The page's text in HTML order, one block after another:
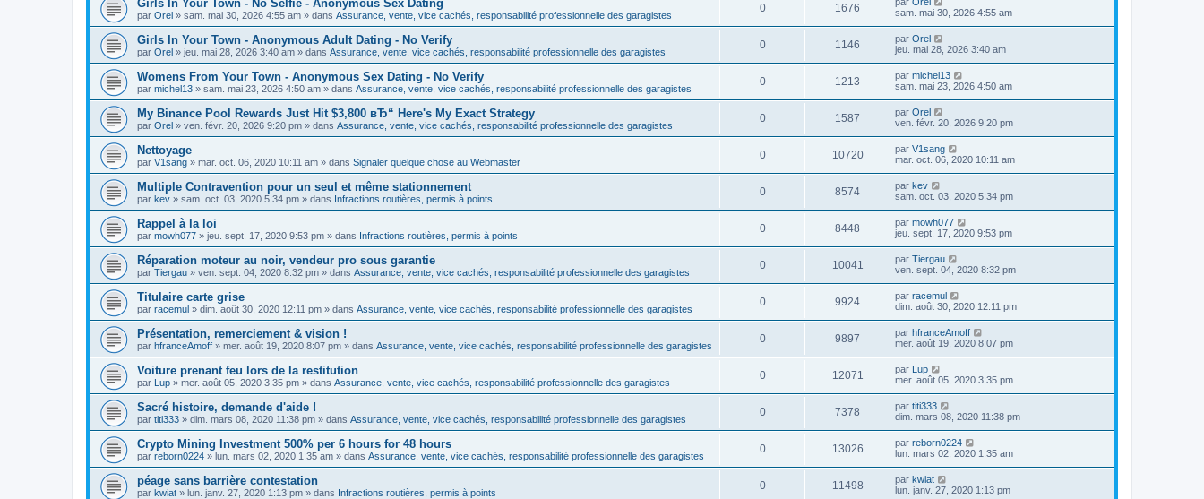
Girls In Your Town - No Selfie - Anonymous Sex Dating
par Orel » sam. mai 30, 2026 4:55 am » dans Assurance, vente, vice cachés, responsabilité professionnelle des garagistes
0 1676
sam. mai 30, 2026 4:55 am
Girls In Your Town - Anonymous Adult Dating - No Verify
par Orel » jeu. mai 28, 2026 3:40 am » dans Assurance, vente, vice cachés, responsabilité professionnelle des garagistes
0 1146 par Orel
jeu. mai 28, 2026 3:40 am
Womens From Your Town - Anonymous Sex Dating - No Verify
par michel13 » sam. mai 23, 2026 4:50 am » dans Assurance, vente, vice cachés, responsabilité professionnelle des garagistes
0 1213 par michel13
sam. mai 23, 2026 4:50 am
My Binance Pool Rewards Just Hit $3,800 вЂ“ Here's My Exact Strategy
par Orel » ven. févr. 20, 2026 9:20 pm » dans Assurance, vente, vice cachés, responsabilité professionnelle des garagistes
0 1587 par Orel
ven. févr. 20, 2026 9:20 pm
Nettoyage
par V1sang » mar. oct. 06, 2020 10:11 am » dans Signaler quelque chose au Webmaster
0 10720 par V1sang
mar. oct. 06, 2020 10:11 am
Multiple Contravention pour un seul et même stationnement
par kev » sam. oct. 03, 2020 5:34 pm » dans Infractions routières, permis à points
0 8574 par kev
sam. oct. 03, 2020 5:34 pm
Rappel à la loi
par mowh077 » jeu. sept. 17, 2020 9:53 pm » dans Infractions routières, permis à points
0 8448 par mowh077
jeu. sept. 17, 2020 9:53 pm
Réparation moteur au noir, vendeur pro sous garantie
par Tiergau » ven. sept. 04, 2020 8:32 pm » dans Assurance, vente, vice cachés, responsabilité professionnelle des garagistes
0 10041 par Tiergau
ven. sept. 04, 2020 8:32 pm
Titulaire carte grise
par racemul » dim. août 30, 2020 12:11 pm » dans Assurance, vente, vice cachés, responsabilité professionnelle des garagistes
0 9924 par racemul
dim. août 30, 2020 12:11 pm
Présentation, remerciement & vision !
par hfranceAmoff » mer. août 19, 2020 8:07 pm » dans Assurance, vente, vice cachés, responsabilité professionnelle des garagistes
0 9897 par hfranceAmoff
mer. août 19, 2020 8:07 pm
Voiture prenant feu lors de la restitution
par Lup » mer. août 05, 2020 3:35 pm » dans Assurance, vente, vice cachés, responsabilité professionnelle des garagistes
0 12071 par Lup
mer. août 05, 2020 3:35 pm
Sacré histoire, demande d'aide !
par titi333 » dim. mars 08, 2020 11:38 pm » dans Assurance, vente, vice cachés, responsabilité professionnelle des garagistes
0 7378 par titi333
dim. mars 08, 2020 11:38 pm
Crypto Mining Investment 500% per 6 hours for 48 hours
par reborn0224 » lun. mars 02, 2020 1:35 am » dans Assurance, vente, vice cachés, responsabilité professionnelle des garagistes
0 13026 par reborn0224
lun. mars 02, 2020 1:35 am
péage sans barrière contestation
par kwiat » lun. janv. 27, 2020 1:13 pm » dans Infractions routières, permis à points
0 11498 par kwiat
lun. janv. 27, 2020 1:13 pm